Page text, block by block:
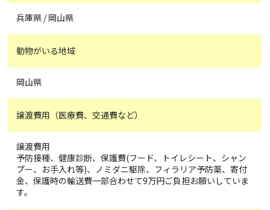
兵庫県 / 岡山県
動物がいる地域
岡山県
譲渡費用（医療費、交通費など）
譲渡費用
予防接種、健康診断、保護費(フード、トイレシート、シャン
プー、お手入れ等)、ノミダニ駆除、フィラリア予防薬、寄付
金、保護時の輸送費一部合わせて9万円ご負担お願いしていま
す。